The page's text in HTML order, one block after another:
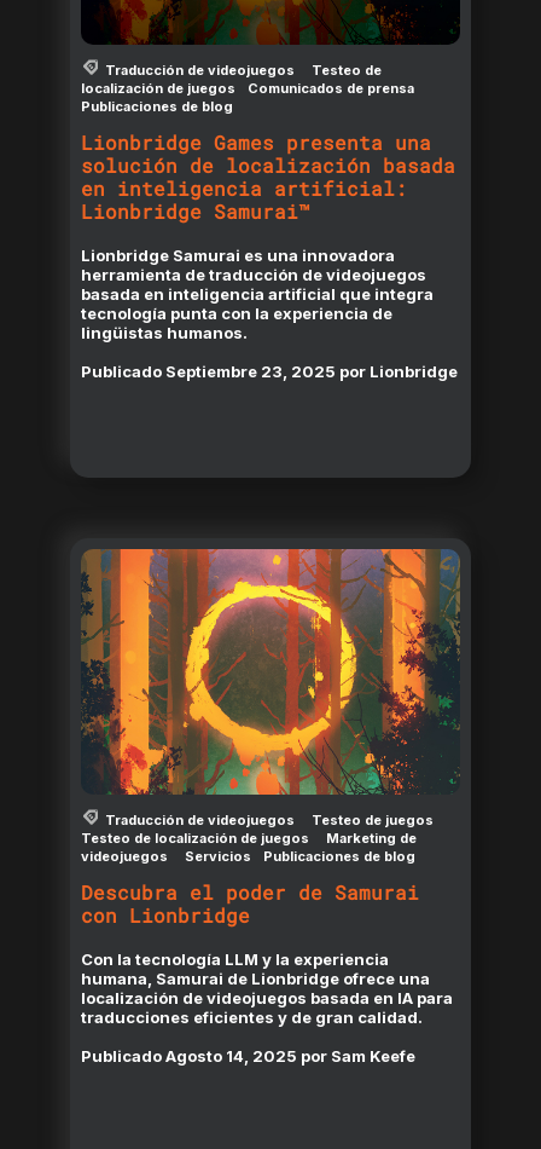
Traducción de videojuegos
Testeo de
localización de juegos
Comunicados de prensa
Publicaciones de blog
Lionbridge Games presenta una
solución de localización basada
en inteligencia artificial:
Lionbridge Samurai™
Lionbridge Samurai es una innovadora
herramienta de traducción de videojuegos
basada en inteligencia artificial que integra
tecnología punta con la experiencia de
lingüistas humanos.
Publicado Septiembre 23, 2025 por Lionbridge
Traducción de videojuegos
Testeo de juegos
Testeo de localización de juegos
Marketing de
videojuegos
Servicios Publicaciones de blog
Descubra el poder de Samurai
con Lionbridge
Con la tecnología LLM y la experiencia
humana, Samurai de Lionbridge ofrece una
localización de videojuegos basada en IA para
traducciones eficientes y de gran calidad.
PublicadoAgosto 14, 2025 por Sam Keefe